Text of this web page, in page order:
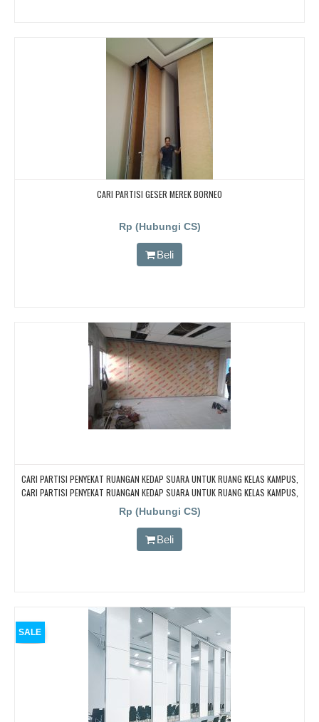
CARI PARTISI GESER MEREK BORNEO
Rp (Hubungi CS)
Beli
CARI PARTISI PENYEKAT RUANGAN KEDAP SUARA UNTUK RUANG KELAS KAMPUS,
CARI PARTISI PENYEKAT RUANGAN KEDAP SUARA UNTUK RUANG KELAS KAMPUS,
CARI PARTISI PENYEKAT RUANGAN KEDAP SUARA UNTUK RUANG KELAS KAMPUS,
CARI PARTISI PENYEKAT RUANGAN KEDAP SUARA UNTUK RUANG KELAS KAMPUS,
CARI PARTISI PENYEKAT RUANGAN KEDAP SUARA UNTUK RUANG KELAS KAMPUS
Rp (Hubungi CS)
Beli
SALE